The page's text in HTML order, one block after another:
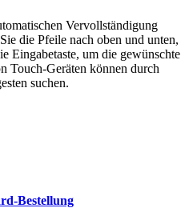
Vervollständigung
die Pfeile nach oben und unten,
Eingabetaste, um die gewünschte
Touch-Geräten können durch
suchen.
Bestellung